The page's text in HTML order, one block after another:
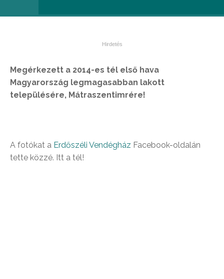
Megérkezett a 2014-es tél első hava
Magyarország legmagasabban lakott
településére, Mátraszentimrére!
A fotókat a Erdőszéli Vendégház Facebook-oldalán
tette közzé. Itt a tél!